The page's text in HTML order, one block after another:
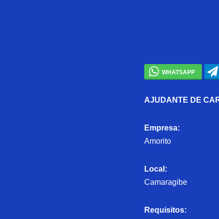
AJUDANTE DE
Empresa:
Amorito
Local:
Camaragibe
Requisitos: